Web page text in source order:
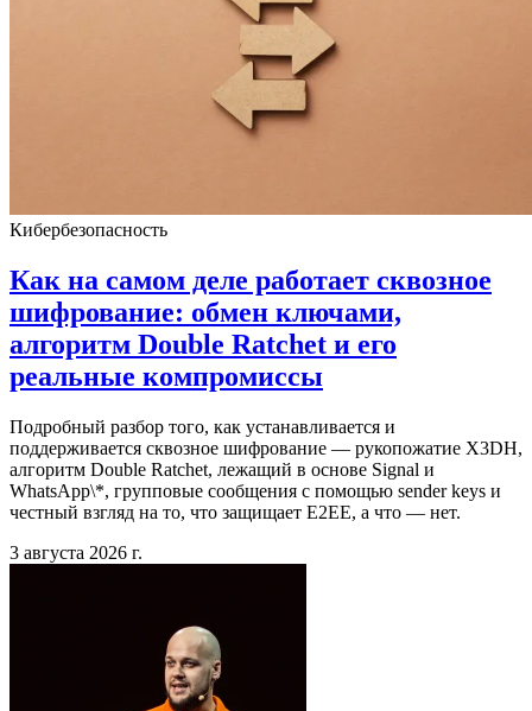
Кибербезопасность
Как на самом деле работает сквозное
шифрование: обмен ключами,
алгоритм Double Ratchet и его
реальные компромиссы
Подробный разбор того, как устанавливается и
поддерживается сквозное шифрование — рукопожатие X3DH,
алгоритм Double Ratchet, лежащий в основе Signal и
WhatsApp\*, групповые сообщения с помощью sender keys и
честный взгляд на то, что защищает E2EE, а что — нет.
3 августа 2026 г.